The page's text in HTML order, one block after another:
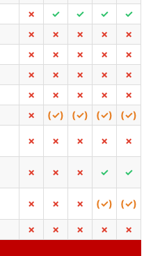
✗ ✓ ✓ ✓
✓
✗ ✗ ✗ ✗
✗
✗ ✗ ✗ ✗
✗
✗ ✗ ✗ ✗
✗
✗ ✗ ✗ ✗
✗
✗ (✓) (✓) (✓)
(✓)
✗ ✗ ✗ ✗ ✗
✗ ✗ ✗ ✓ ✓
✗ ✗ ✗ (✓) (✓)
✗ ✗ ✗ ✗
✗